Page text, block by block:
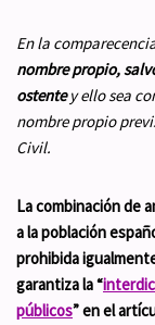
En la
nombre propio,
ostentey ello sea
nombre propio
Civil.
La combinación de
a la población
prohibida
garantiza la “
públicos”en el